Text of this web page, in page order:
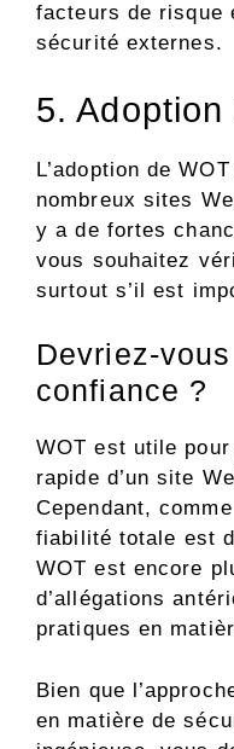
facteurs de risque
sécurité externes.
5.
L’adoption de
nombreux sites
y a de fortes
vous souhaitez
surtout s’il est
Devriez-
confiance ?
WOT est utile
rapide d’un site
Cependant,
fiabilité totale est
WOT est encore
d’allégations
pratiques en
Bien que
en matière de